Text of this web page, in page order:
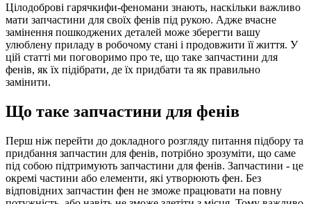
Цілодоброві гарячкифи-феномани знають, наскільки важливо
мати запчастини для своїх фенів під рукою. Адже вчасне
замінення пошкоджених деталей може зберегти вашу
улюблену приладу в робочому стані і продовжити її життя. У
цій статті ми поговоримо про те, що таке запчастини для
фенів, як їх підібрати, де їх придбати та як правильно
замінити.
Що таке запчастини для фенів
Перш ніж перейти до докладного розгляду питання підбору та
придбання запчастин для фенів, потрібно зрозуміти, що саме
під собою підтримують запчастини для фенів. Запчастини - це
окремі частини або елементи, які утворюють фен. Без
відповідних запчастин фен не зможе працювати на повну